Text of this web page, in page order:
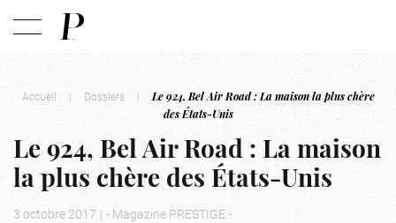
Accueil | Dossiers |
Le 924, Bel Air Road : La maison la plus chère
des États-Unis
Le 924, Bel Air Road : La maison
la plus chère des États-Unis
3 octobre 2017 | - Magazine PRESTIGE -